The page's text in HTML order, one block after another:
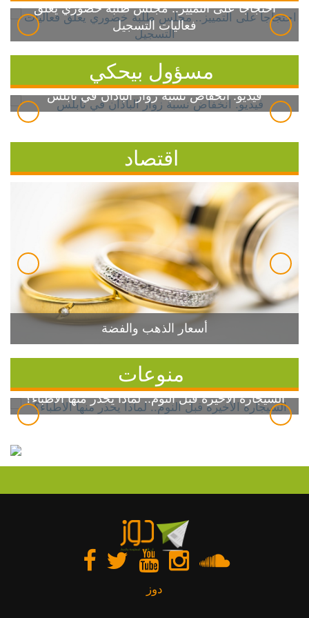
احتجاجاً على التمييز.. مجلس طلبة خضوري يعلق
فعاليات التسجيل
مسؤول بيحكي
فيديو: انخفاض نسبة زوار الباذان في نابلس
اقتصاد
أسعار الذهب والفضة
منوعات
السيجارة الأخيرة قبل النوم.. لماذا يحذر منها الأطباء؟
دوز